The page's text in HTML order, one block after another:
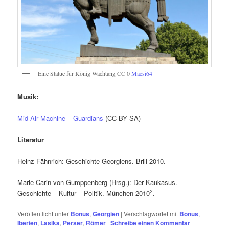
Eine Statue für König Wachtang CC 0Maesi64
Musik:
Mid-Air Machine – Guardians (CC BY SA)
Literatur
Heinz Fähnrich: Geschichte Georgiens. Brill 2010.
Marie-Carin von Gumppenberg (Hrsg.): Der Kaukasus.
Geschichte – Kultur – Politik. München 20102.
Veröffentlicht unter Bonus,Georgien |Verschlagwortet mit Bonus,
Iberien, Lasika, Perser, Römer |Schreibe einen Kommentar